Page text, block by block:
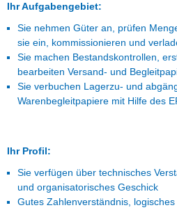
Ihr Aufgabengebiet:
Sie nehmen Güter an, prüfen
sie ein, kommissionieren und
Sie machen Bestandskontrollen,
bearbeiten Versand- und
Sie verbuchen Lagerzu- und
Warenbegleitpapiere mit Hilfe des
Ihr Profil:
Sie verfügen über technisches
und organisatorisches Geschick
Gutes Zahlenverständnis,